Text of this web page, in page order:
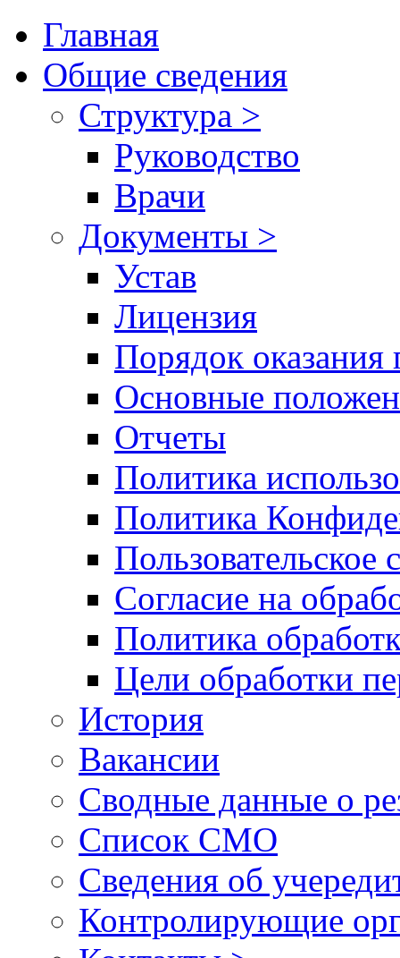
Главная
Общие сведения
Структура >
Руководство
Врачи
Документы >
Устав
Лицензия
Порядок оказания
Основные
Отчеты
Политика
Политика
Пользовательское
Согласие на
Политика
Цели обработки
История
Вакансии
Сводные данные о
Список СМО
Сведения об
Контролирующие